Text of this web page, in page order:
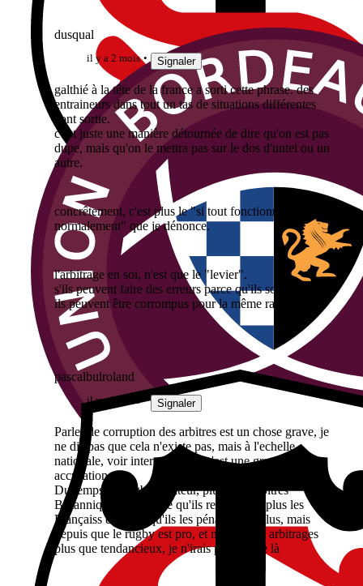
dusqual
il y a 2 mois Signaler
galthié à la tête de la france a sorti cette phrase. des
entraineurs dans tout un tas de situations différentes
l'ont sortie.
c'est juste une manière détournée de dire qu'on est pas
dupe, mais qu'on le mettra pas sur le dos d'untel ou un
autre.
concrêtement, c'est plus le "si tout fonctionne
normalement" que je dénonce.
l'arbitrage en soi, n'est que le "levier".
s'ils peuvent faire des erreurs parce qu'ils sont humains,
ils peuvent être corrompus pour la même raison.
pascalbulroland
il y a 2 mois Signaler
Parler de corruption des arbitres est un chose grave, je
ne dis pas que cela n'existe pas, mais à l'echelle
nationale, voir internationale, c'est une grave
accusation...
Du temps du rugby amateur, plusieurs arbitres
Britanniques ont avoué qu'ils regardaient plus les
Françaiss et donc, qu'ils les pénalisaient plus, mais
depuis que le rugby est pro, et malgré des arbitrages
plus que tendancieux, je n'irais pas jusque là